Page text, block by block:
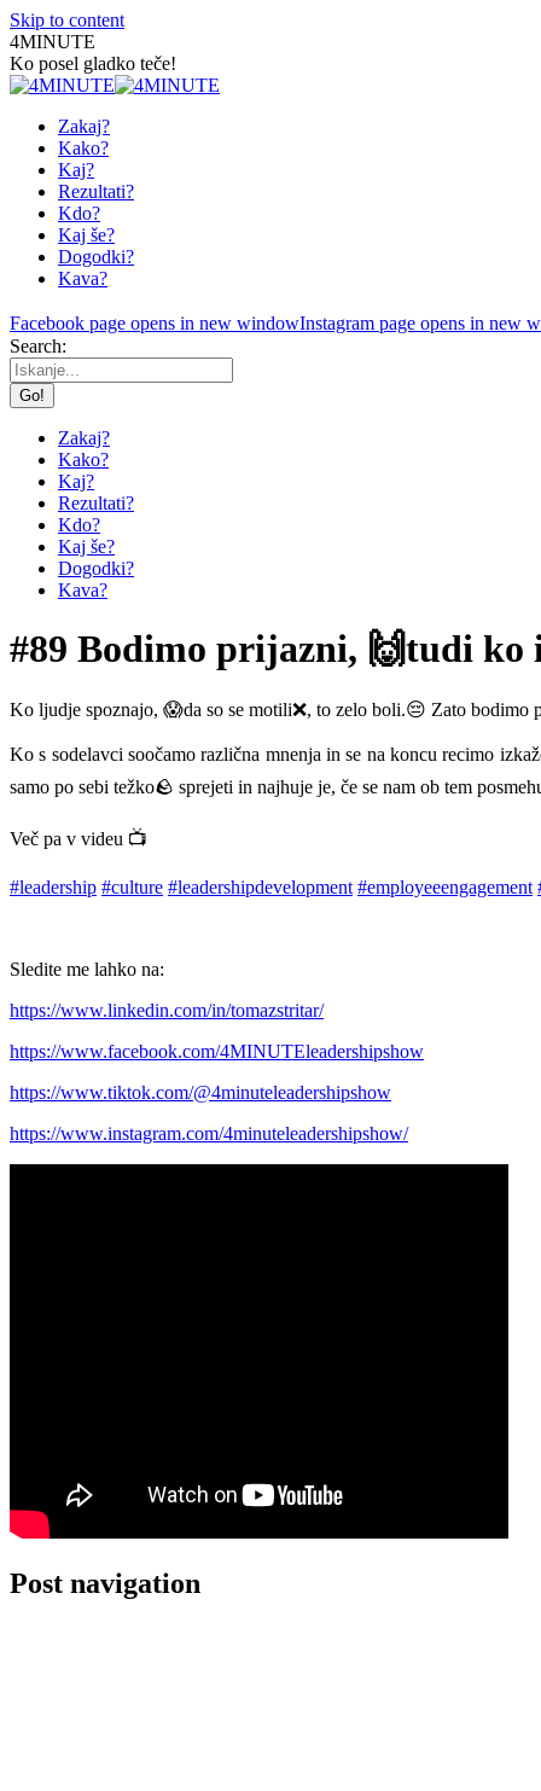
Skip to content
4MINUTE
Ko posel gladko teče!
Zakaj?
Kako?
Kaj?
Rezultati?
Kdo?
Kaj še?
Dogodki?
Kava?
Facebook page opens in new windowInstagram page opens in new
Search:
Zakaj?
Kako?
Kaj?
Rezultati?
Kdo?
Kaj še?
Dogodki?
Kava?
#89 Bodimo prijazni, 🙌tudi ko
Ko ljudje spoznajo, 😱da so se motili❌, to zelo boli.😔 Zato bodimo
Ko s sodelavci soočamo različna mnenja in se na koncu recimo
samo po sebi težko🪨 sprejeti in najhuje je, če se nam ob tem
Več pa v videu 📺
#leadership #culture #leadershipdevelopment #employeeengagement
Sledite me lahko na:
https://www.linkedin.com/in/tomazstritar/
https://www.facebook.com/4MINUTEleadershipshow
https://www.tiktok.com/@4minuteleadershipshow
https://www.instagram.com/4minuteleadershipshow/
Post navigation